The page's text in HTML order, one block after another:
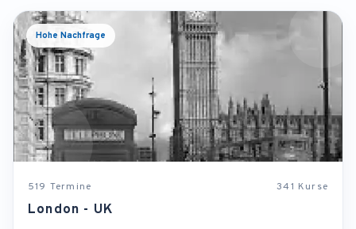
Hohe Nachfrage
519 Termine 341 Kurse
London - UK